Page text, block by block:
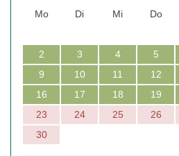
Mo
Di Mi Do
2
3 4 5
9
10 11 12
16
17 18 19
23
24 25 26
30